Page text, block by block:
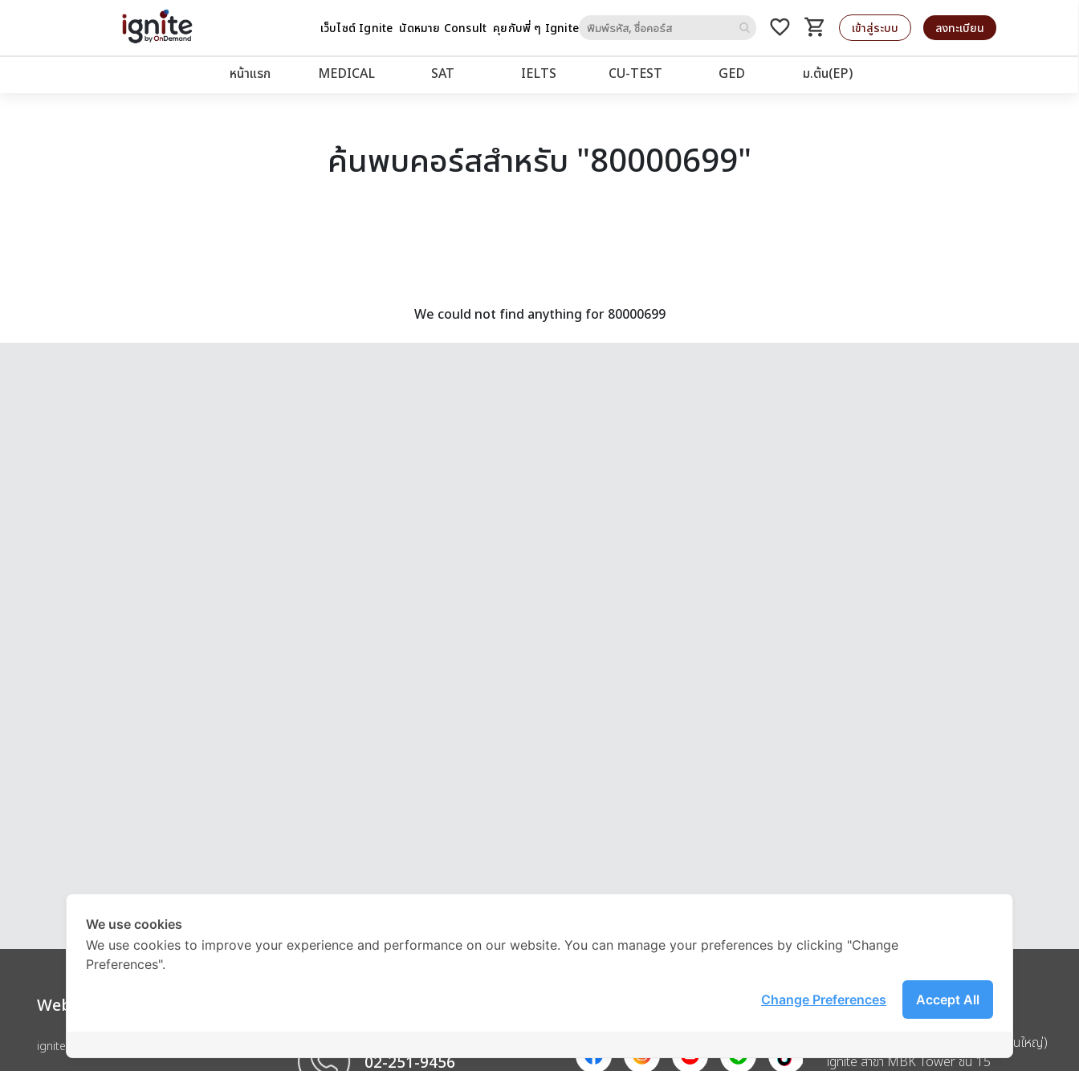
เว็บไซต์ Ignite นัดหมาย Consult คุยกับพี่ ๆ Igniteto
favorite_border shopping_cart
รถเข็น เข้าสู่ระบบ ลงทะเบียน
หน้าแรก MEDICAL SAT IELTS CU‑TEST GED ม.ต้น(EP)
ค้นพบคอร์สสำหรับ "80000699"
We could not find anything for 80000699
Website
ignite by OnDemand
02-251-9456
Address
บริษัท อิกไนท์ เอ สตาร์ จำกัด (สำนักงานใหญ่)
ignite สาขา MBK Tower ชั้น 15
We use cookies
We use cookies to improve your experience and performance on our website. You can manage your preferences by clicking "Change
Preferences".
Accept All
Change Preferences